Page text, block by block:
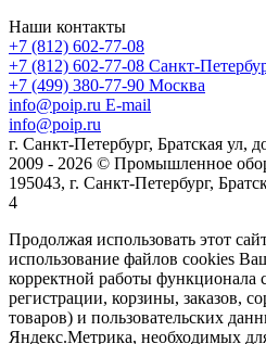
Наши контакты
+7 (812) 602-77-08
+7 (812) 602-77-08 Санкт-
+7 (499) 380-77-90 Москва
info@poip.ru E-mail
info@poip.ru
г. Санкт-Петербург, Братская ул,
2009 - 2026 © Промышленное
195043, г. Санкт-Петербург,
4
Продолжая использовать этот
использование файлов cookies
корректной работы функционала
регистрации, корзины, заказов,
товаров) и пользовательских
Яндекс.Метрика, необходимых